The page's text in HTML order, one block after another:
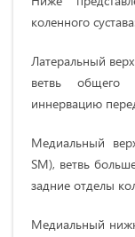
коленного
Латеральный
ветвь общего
иннервацию
Медиальный
SM), ветвь
задние отделы
Медиальный